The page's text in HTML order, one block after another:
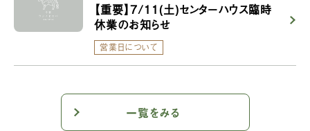
【重要】7/11(土)センターハウス臨時
休業のお知らせ
営業日について
一覧をみる